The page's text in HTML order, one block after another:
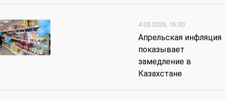
4.05.2026, 16:30
Апрельская инфляция
показывает
замедление в
Казахстане